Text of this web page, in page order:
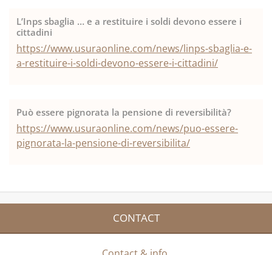
L’Inps sbaglia … e a restituire i soldi devono essere i
cittadini
https://www.usuraonline.com/news/linps-sbaglia-e-
a-restituire-i-soldi-devono-essere-i-cittadini/
Può essere pignorata la pensione di reversibilità?
https://www.usuraonline.com/news/puo-essere-
pignorata-la-pensione-di-reversibilita/
CONTACT